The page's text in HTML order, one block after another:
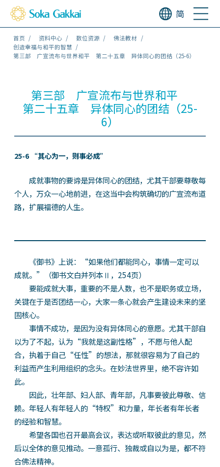
简
首页 资料中心 数位资源
佛法教材
创造幸福与和平的智慧
第三部 广宣流布与世界和平 第二十五章 异体同心的团结（25-6）
第三部 广宣流布与世界和平
第二十五章 异体同心的团结（25-
6）
25-6 “其心为一，则事必成”
成就事物的要谛是异体同心的团结，尤其干部要尊敬每
个人，万众一心地前进，在这当中会构筑确切的广宣流布道
路，扩展福德的人生。
《御书》上说：“如果他们都能同心，事情一定可以
成就。”（御书文白并列本Ⅱ，254页）
要能成就大事，重要的不是人数，也不是职务或立场，
关键在于是否团结一心，大家一条心就会产生建设未来的坚
固核心。
事情不成功，是因为没有异体同心的意愿。尤其干部自
以为了不起，认为“我就是这副性格”，不愿与他人配
合，执着于自己“任性”的想法，那就很容易为了自己的
利益而产生利用组织的念头。在妙法世界里，绝不容许如
此。
因此，壮年部、妇人部、青年部，凡事要彼此尊敬、信
赖。年轻人有年轻人的“特权”和力量，年长者有年长者
的经验和智慧。
希望各国也召开最高会议，表达或听取彼此的意见，然
后以全体的意见推动。一意孤行、独裁或自以为是，都不符
合佛法精神。